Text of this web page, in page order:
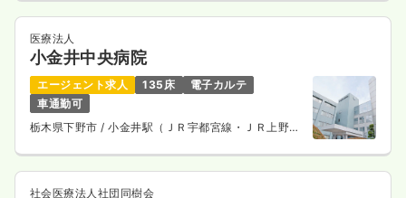
医療法人
小金井中央病院
エージェント求人 135床
電子カルテ
車通勤可
栃木県下野市 / 小金井駅（ＪＲ宇都宮線・ＪＲ上野東
社会医療法人社団同樹会